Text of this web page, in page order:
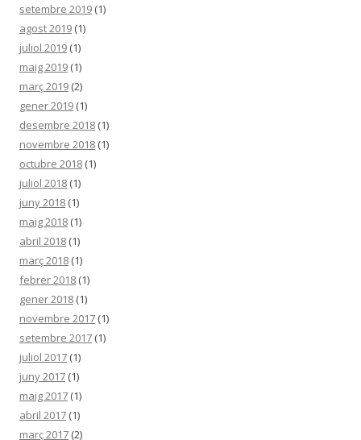
setembre 2019 (1)
agost 2019 (1)
juliol 2019 (1)
maig 2019 (1)
març 2019 (2)
gener 2019 (1)
desembre 2018 (1)
novembre 2018 (1)
octubre 2018 (1)
juliol 2018 (1)
juny 2018 (1)
maig 2018 (1)
abril 2018 (1)
març 2018 (1)
febrer 2018 (1)
gener 2018 (1)
novembre 2017 (1)
setembre 2017 (1)
juliol 2017 (1)
juny 2017 (1)
maig 2017 (1)
abril 2017 (1)
març 2017 (2)